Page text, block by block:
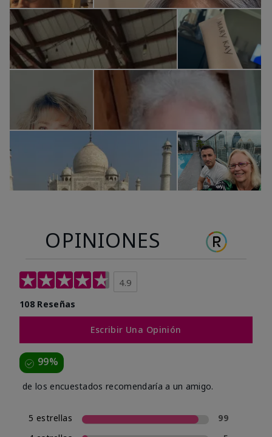
OPINIONES
4.9
108 Reseñas
Escribir Una Opinión
99%
de los encuestados recomendaría a un amigo.
5 estrellas
99